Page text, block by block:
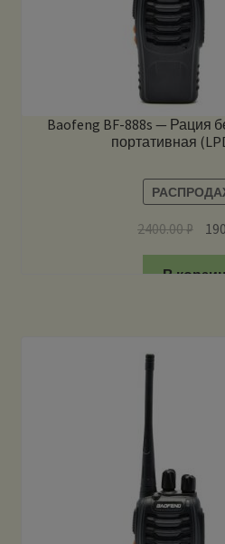
Baofeng BF-888s — Рация
портативная
2400.00₽
В